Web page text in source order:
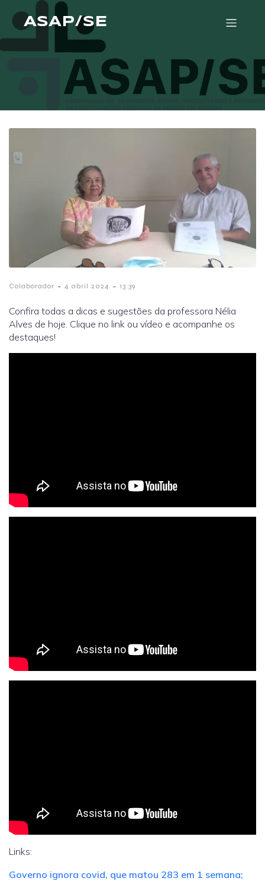
ASAP/SE
Colaborador - 4 abril 2024 - 13:39
Confira todas a dicas e sugestões da professora Nélia
Alves de hoje. Clique no link ou vídeo e acompanhe os
destaques!
Links:
Governo ignora covid, que matou 283 em 1 semana;